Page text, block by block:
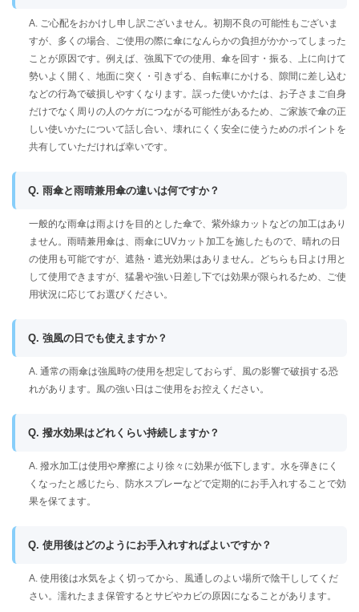
A. ご心配をおかけし申し訳ございません。初期不良の可能性もございま
すが、多くの場合、ご使用の際に傘になんらかの負担がかかってしまった
ことが原因です。例えば、強風下での使用、傘を回す・振る、上に向けて
勢いよく開く、地面に突く・引きずる、自転車にかける、隙間に差し込む
などの行為で破損しやすくなります。誤った使いかたは、お子さまご自身
だけでなく周りの人のケガにつながる可能性があるため、ご家族で傘の正
しい使いかたについて話し合い、壊れにくく安全に使うためのポイントを
共有していただければ幸いです。
Q. 雨傘と雨晴兼用傘の違いは何ですか？
一般的な雨傘は雨よけを目的とした傘で、紫外線カットなどの加工はあり
ません。雨晴兼用傘は、雨傘にUVカット加工を施したもので、晴れの日
の使用も可能ですが、遮熱・遮光効果はありません。どちらも日よけ用と
して使用できますが、猛暑や強い日差し下では効果が限られるため、ご使
用状況に応じてお選びください。
Q. 強風の日でも使えますか？
A. 通常の雨傘は強風時の使用を想定しておらず、風の影響で破損する恐
れがあります。風の強い日はご使用をお控えください。
Q. 撥水効果はどれくらい持続しますか？
A. 撥水加工は使用や摩擦により徐々に効果が低下します。水を弾きにく
くなったと感じたら、防水スプレーなどで定期的にお手入れすることで効
果を保てます。
Q. 使用後はどのようにお手入れすればよいですか？
A. 使用後は水気をよく切ってから、風通しのよい場所で陰干ししてくだ
さい。濡れたまま保管するとサビやカビの原因になることがあります。